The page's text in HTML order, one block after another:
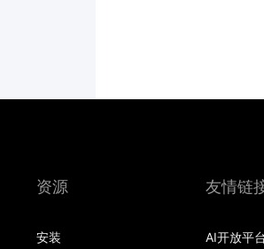
资源
安装
友情链
AI开放平